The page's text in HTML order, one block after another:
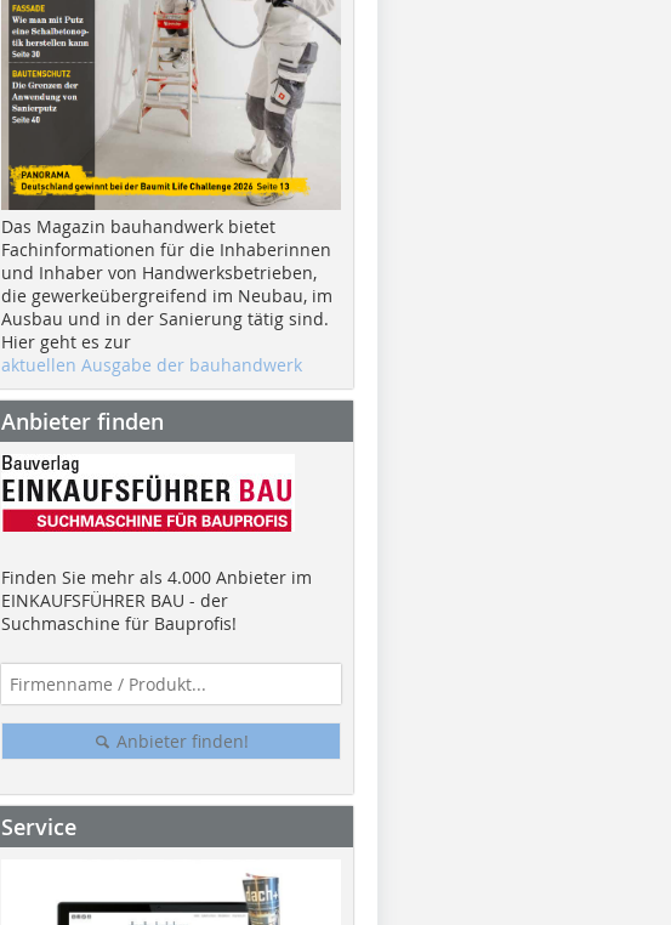
Das Magazin bauhandwerk bietet
Fachinformationen für die Inhaberinnen
und Inhaber von Handwerksbetrieben,
die gewerkeübergreifend im Neubau, im
Ausbau und in der Sanierung tätig sind.
Hier geht es zur
aktuellen Ausgabe der bauhandwerk
Anbieter finden
Finden Sie mehr als 4.000 Anbieter im
EINKAUFSFÜHRER BAU - der
Suchmaschine für Bauprofis!
Anbieter finden!
Service